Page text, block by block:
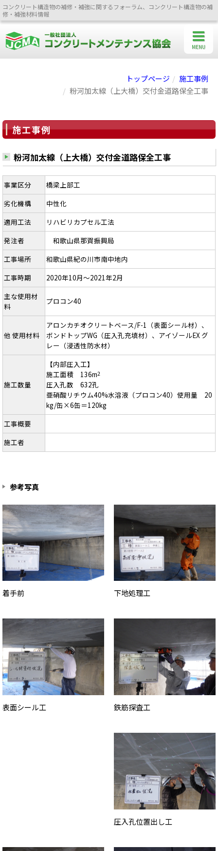
コンクリート構造物の補修・補強に関するフォーラム、コンクリート構造物の補
修・補強材料情報
トップページ
施工事例
粉河加太線（上大橋）交付金道路保全工事
施工事例
粉河加太線（上大橋）交付金道路保全工事
事業区分
橋梁上部工
劣化機構
中性化
適用工法
リハビリカプセル工法
発注者
和歌山県那賀振興局
工事場所
和歌山県紀の川市南中地内
工事時期
2020年10月～2021年2月
主な使用材
料
プロコン40
他 使用材料
アロンカチオクリートベース/F-1（表面シール材）、
ボンドトップWG（圧入孔充填材）、アイゾールEX グ
レー（浸透性防水材）
施工数量
【内部圧入工】
施工面積 136m2
圧入孔数 632孔
亜硝酸リチウム40%水溶液（プロコン40）使用量 20
kg/缶×6缶＝120kg
工事概要
施工者
参考写真
着手前 下地処理工
表面シール工 鉄筋探査工
圧入孔位置出し工
MENU